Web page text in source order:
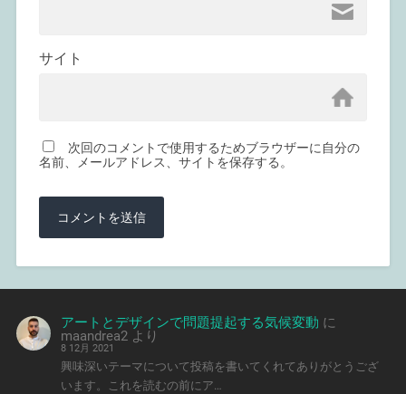
サイト
次回のコメントで使用するためブラウザーに自分の
名前、メールアドレス、サイトを保存する。
アートとデザインで問題提起する気候変動 に
maandrea2 より
8 12月 2021
興味深いテーマについて投稿を書いてくれてありがとうござ
います。これを読むの前にア…